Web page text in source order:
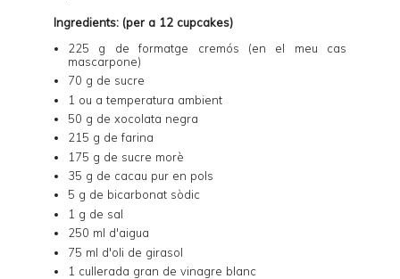
Ingredients: (per a 12 cupcakes)
225 g de formatge cremós (en el meu cas
mascarpone)
70 g de sucre
1 ou a temperatura ambient
50 g de xocolata negra
215 g de farina
175 g de sucre morè
35 g de cacau pur en pols
5 g de bicarbonat sòdic
1 g de sal
250 ml d'aigua
75 ml d'oli de girasol
1 cullerada gran de vinagre blanc